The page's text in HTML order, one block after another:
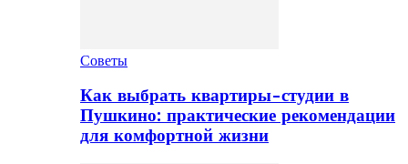
Советы
Как выбрать квартиры-студии в
Пушкино: практические рекомендации
для комфортной жизни